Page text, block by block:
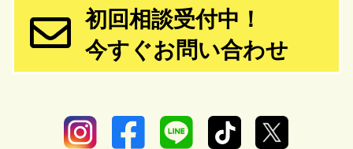
初回相談受付中！
今すぐお問い合わせ